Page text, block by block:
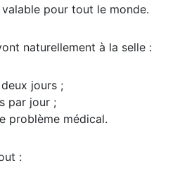
pour tout le monde.
naturellement à la selle :
jours ;
par jour ;
problème médical.
: